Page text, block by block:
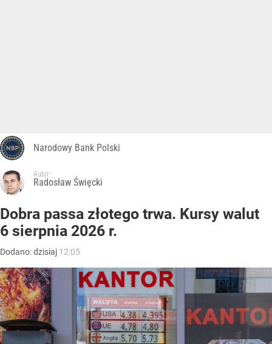
Narodowy Bank Polski
Autor:
Radosław Święcki
Dobra passa złotego trwa. Kursy walut
6 sierpnia 2026 r.
Dodano:dzisiaj 12:05